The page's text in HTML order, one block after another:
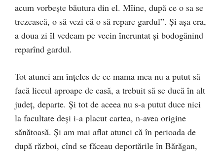
acum vorbește băutura din el. Mîine, după ce o sa se
trezească, o să vezi că o să repare gardul”. Și așa era,
a doua zi îl vedeam pe vecin încruntat și bodogănind
reparînd gardul.
Tot atunci am înțeles de ce mama mea nu a putut să
facă liceul aproape de casă, a trebuit să se ducă în alt
județ, departe. Și tot de aceea nu s-a putut duce nici
la facultate deși i-a placut cartea, n-avea origine
sănătoasă. Și am mai aflat atunci că în perioada de
după război, cînd se făceau deportările în Bărăgan,